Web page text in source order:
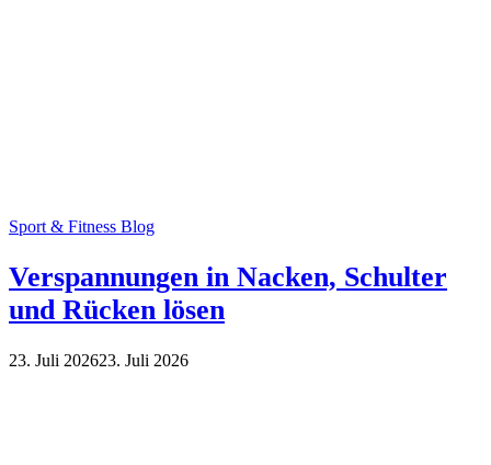
Sport & Fitness Blog
Verspannungen in Nacken, Schulter
und Rücken lösen
23. Juli 202623. Juli 2026